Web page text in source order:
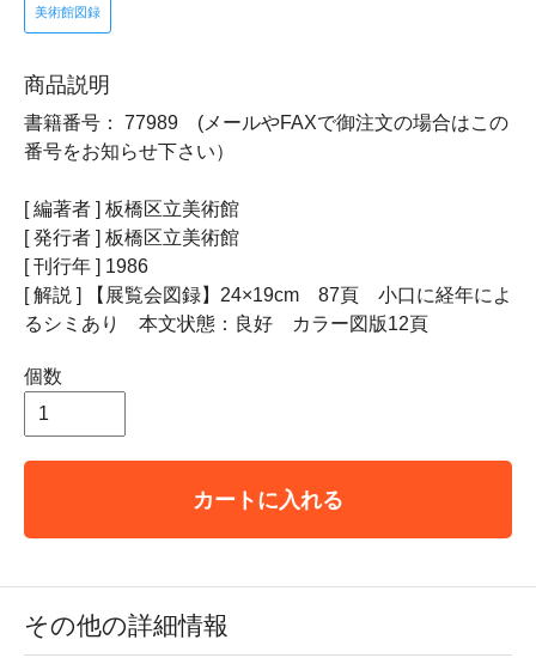
美術館図録
商品説明
書籍番号： 77989 (メールやFAXで御注文の場合はこの
番号をお知らせ下さい）
[ 編著者 ] 板橋区立美術館
[ 発行者 ] 板橋区立美術館
[ 刊行年 ] 1986
[ 解説 ] 【展覧会図録】24×19cm 87頁 小口に経年によ
るシミあり 本文状態：良好 カラー図版12頁
個数
カートに入れる
その他の詳細情報